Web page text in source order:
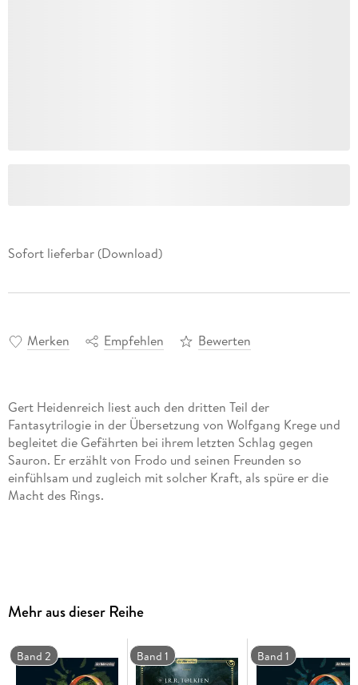
Sofort lieferbar (Download)
Merken Empfehlen Bewerten
Gert Heidenreich liest auch den dritten Teil der
Fantasytrilogie in der Übersetzung von Wolfgang Krege und
begleitet die Gefährten bei ihrem letzten Schlag gegen
Sauron. Er erzählt von Frodo und seinen Freunden so
einfühlsam und zugleich mit solcher Kraft, als spüre er die
Der Herr der Ringe I: Die Gefährten
Achim Höppner
Der Herr der Ringe II: Die zwei Türme- vollständig gelesen
von Gert Heidenreich
Mehr aus dieser Reihe
Band 2 Band 1 Band 1